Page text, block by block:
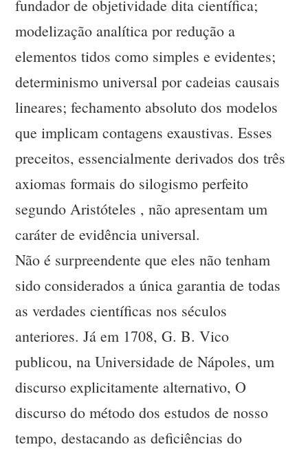
fundador de objetividade dita científica;
modelização analítica por redução a
elementos tidos como simples e evidentes;
determinismo universal por cadeias causais
lineares; fechamento absoluto dos modelos
que implicam contagens exaustivas. Esses
preceitos, essencialmente derivados dos três
axiomas formais do silogismo perfeito
segundo Aristóteles , não apresentam um
caráter de evidência universal.
Não é surpreendente que eles não tenham
sido considerados a única garantia de todas
as verdades científicas nos séculos
anteriores. Já em 1708, G. B. Vico
publicou, na Universidade de Nápoles, um
discurso explicitamente alternativo, O
discurso do método dos estudos de nosso
tempo, destacando as deficiências do